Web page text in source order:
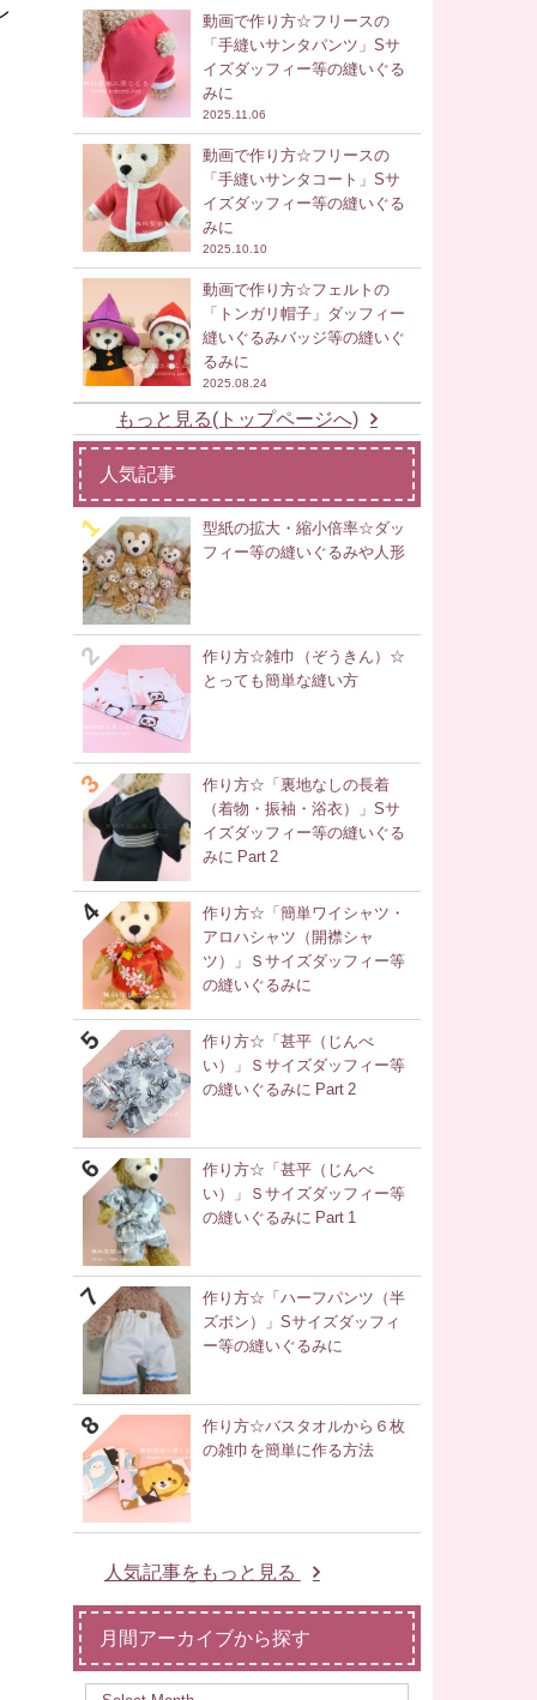
動画で作り方☆フリースの
「手縫いサンタパンツ」Sサ
イズダッフィー等の縫いぐる
みに
2025.11.06
動画で作り方☆フリースの
「手縫いサンタコート」Sサ
イズダッフィー等の縫いぐる
みに
2025.10.10
動画で作り方☆フェルトの
「トンガリ帽子」ダッフィー
縫いぐるみバッジ等の縫いぐ
るみに
2025.08.24
もっと見る(トップページへ)
人気記事
型紙の拡大・縮小倍率☆ダッ
フィー等の縫いぐるみや人形
作り方☆雑巾（ぞうきん）☆
とっても簡単な縫い方
作り方☆「裏地なしの長着
（着物・振袖・浴衣）」Sサ
イズダッフィー等の縫いぐる
みに Part 2
作り方☆「簡単ワイシャツ・
アロハシャツ（開襟シャ
ツ）」Ｓサイズダッフィー等
の縫いぐるみに
作り方☆「甚平（じんべ
い）」Ｓサイズダッフィー等
の縫いぐるみに Part 2
作り方☆「甚平（じんべ
い）」Ｓサイズダッフィー等
の縫いぐるみに Part 1
作り方☆「ハーフパンツ（半
ズボン）」Sサイズダッフィ
ー等の縫いぐるみに
作り方☆バスタオルから６枚
の雑巾を簡単に作る方法
人気記事をもっと見る
月間アーカイブから探す